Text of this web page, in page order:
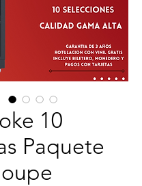
10
Paquete